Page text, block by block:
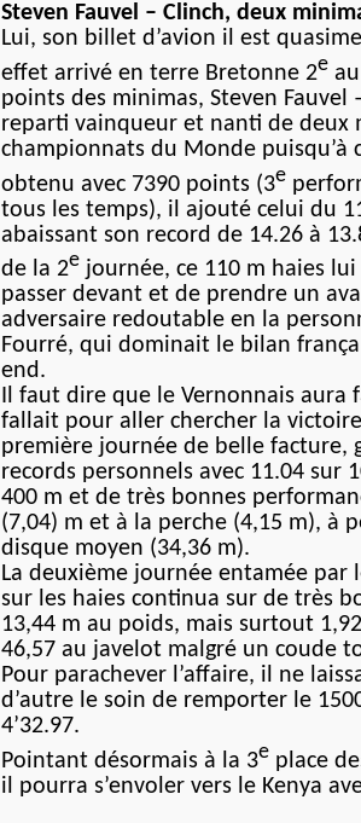
Steven Fauvel – Clinch, deux
Lui, son billet d’avion il est
effet arrivé en terre Bretonne 2e
points des minimas, Steven Fauvel
reparti vainqueur et nanti de deux
championnats du Monde puisqu’à
obtenu avec 7390 points (3e
tous les temps), il ajouté celui du
abaissant son record de 14.26 à
de la 2e journée, ce 110 m haies
passer devant et de prendre un
adversaire redoutable en la
Fourré, qui dominait le bilan
end.
Il faut dire que le Vernonnais aura
fallait pour aller chercher la
première journée de belle facture,
records personnels avec 11.04 sur
400 m et de très bonnes
(7,04) m et à la perche (4,15 m), à
disque moyen (34,36 m).
La deuxième journée entamée par
sur les haies continua sur de très
13,44 m au poids, mais surtout
46,57 au javelot malgré un coude
Pour parachever l’affaire, il ne
d’autre le soin de remporter le
4’32.97.
Pointant désormais à la 3e place
il pourra s’envoler vers le Kenya